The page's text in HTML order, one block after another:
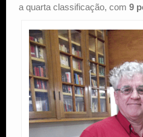
a quarta classificação, com 9